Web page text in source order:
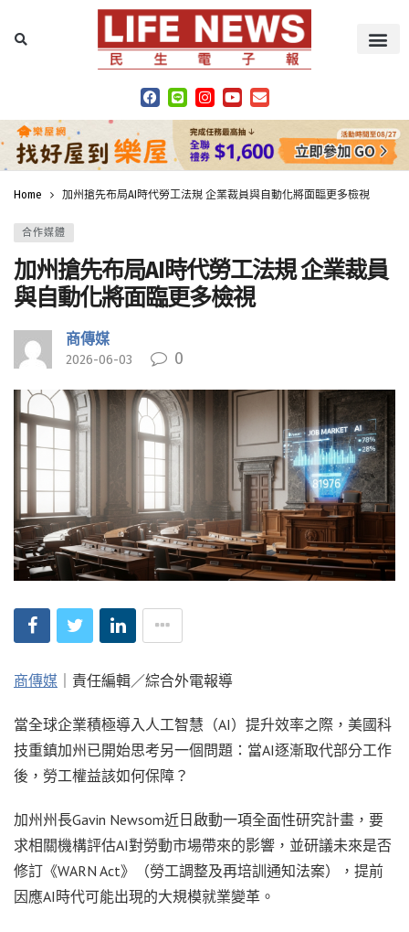
Home 加州搶先布局AI時代勞工法規 企業裁員與自動化將面臨更多檢視
合作媒體
加州搶先布局AI時代勞工法規 企業裁員
與自動化將面臨更多檢視
商傳媒
2026-06-03 0
商傳媒 ｜責任編輯／綜合外電報導
當全球企業積極導入人工智慧（AI）提升效率之際，美國科
技重鎮加州已開始思考另一個問題：當AI逐漸取代部分工作
後，勞工權益該如何保障？
加州州長Gavin Newsom近日啟動一項全面性研究計畫，要
求相關機構評估AI對勞動市場帶來的影響，並研議未來是否
修訂《WARN Act》（勞工調整及再培訓通知法案），提前
因應AI時代可能出現的大規模就業變革。